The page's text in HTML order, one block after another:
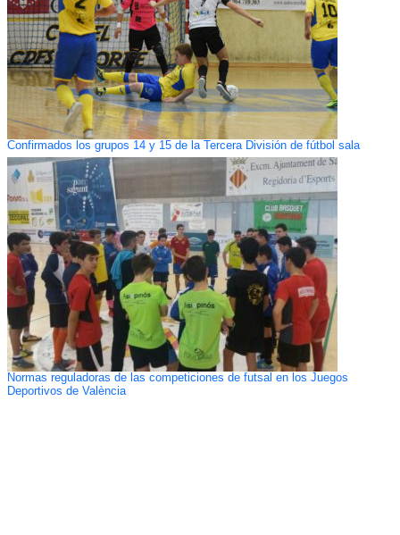
Confirmados los grupos 14 y 15 de la Tercera División de fútbol sala
Normas reguladoras de las competiciones de futsal en los Juegos
Deportivos de València